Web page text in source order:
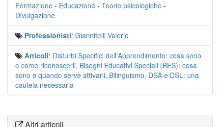
Formazione - Educazione - Teorie psicologiche -
Divulgazione
Professionisti: Giannitelli Valerio
Articoli: Disturbi Specifici dell'Apprendimento: cosa sono
e come riconoscerli, Bisogni Educativi Speciali (BES): cosa
sono e quando serve attivarli, Bilinguismo, DSA e DSL: una
cautela necessaria
Altri articoli